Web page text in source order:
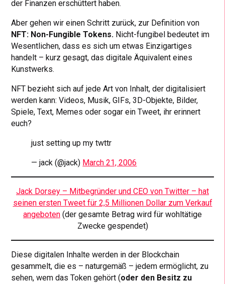
der Finanzen erschüttert haben.
Aber gehen wir einen Schritt zurück, zur Definition von
NFT: Non-Fungible Tokens. Nicht-fungibel bedeutet im
Wesentlichen, dass es sich um etwas Einzigartiges
handelt – kurz gesagt, das digitale Äquivalent eines
Kunstwerks.
NFT bezieht sich auf jede Art von Inhalt, der digitalisiert
werden kann: Videos, Musik, GIFs, 3D-Objekte, Bilder,
Spiele, Text, Memes oder sogar ein Tweet, ihr erinnert
euch?
just setting up my twttr
— jack (@jack) March 21, 2006
Jack Dorsey – Mitbegründer und CEO von Twitter – hat
seinen ersten Tweet für 2,5 Millionen Dollar zum Verkauf
angeboten (der gesamte Betrag wird für wohltätige
Zwecke gespendet)
Diese digitalen Inhalte werden in der Blockchain
gesammelt, die es – naturgemäß – jedem ermöglicht, zu
sehen, wem das Token gehört (oder den Besitz zu